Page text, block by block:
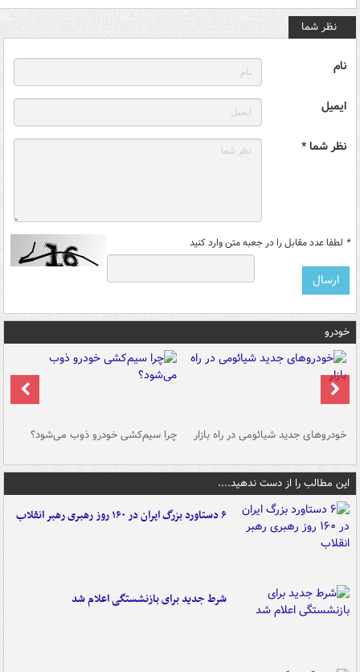
نظر شما
نام
ایمیل
نظر شما *
* لطفا عدد مقابل را در جعبه متن وارد کنید
خودرو
خودروهای جدید شیائومی در راه بازار چرا سیم‌کشی خودرو ذوب می‌شود؟
این مطالب را از دست ندهید....
۶ دستاورد بزرگ ایران در ۱۶۰ روز رهبری رهبر انقلاب
شرط جدید برای بازنشستگی اعلام شد